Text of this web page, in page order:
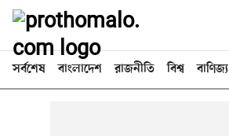
সর্বশেষ বাংলাদেশ রাজনীতি বিশ্ব বাণিজ্য